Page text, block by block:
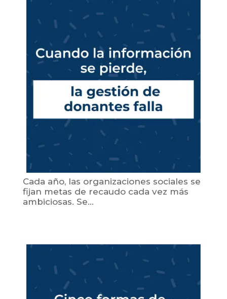
Cada año, las organizaciones sociales se
fijan metas de recaudo cada vez más
ambiciosas. Se...